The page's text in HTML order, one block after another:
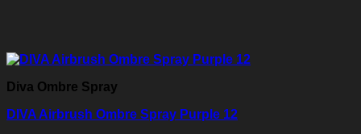
Diva Ombre Spray
DIVA Airbrush Ombre Spray Purple 12